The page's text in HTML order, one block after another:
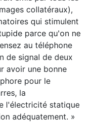
collatéraux),
qui stimulent
parce qu'on ne
au téléphone
de signal de deux
avoir une bonne
pour le
la
l'électricité statique
adéquatement. »